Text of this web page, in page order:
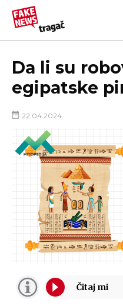
PRIJAVI LAŽNU VEST!
Da li su
egipatske
22.04.2024.